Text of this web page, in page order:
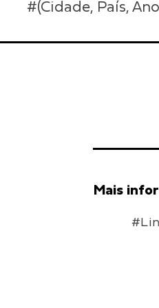
#(Cidade, País,
Mais